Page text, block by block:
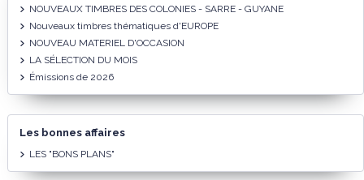
NOUVEAUX TIMBRES DES COLONIES - SARRE - GUYANE
Nouveaux timbres thématiques d'EUROPE
NOUVEAU MATERIEL D'OCCASION
LA SÉLECTION DU MOIS
Émissions de 2026
Les bonnes affaires
LES "BONS PLANS"